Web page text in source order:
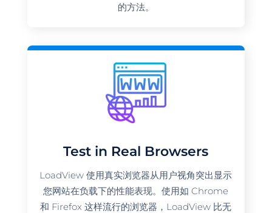
的方法。
Test in Real Browsers
LoadView 使用真实浏览器从用户视角突出显示
您网站在负载下的性能表现。使用如 Chrome
和 Firefox 这样流行的浏览器，LoadView 比无